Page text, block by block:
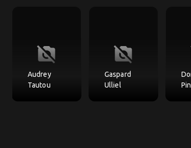
no_photography
Audrey
Tautou
no_photography
Gaspard
Ulliel